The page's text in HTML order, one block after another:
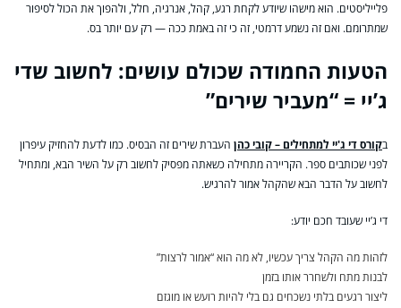
פלייליסטים. הוא מישהו שיודע לקחת רגע, קהל, אנרגיה, חלל, ולהפוך את הכול לסיפור
שמתרומם. ואם זה נשמע דרמטי, זה כי זה באמת ככה — רק עם יותר בס.
הטעות החמודה שכולם עושים: לחשוב שדי
ג’יי = “מעביר שירים”
בקורס די ג'יי למתחילים – קובי כהן העברת שירים זה הבסיס. כמו לדעת להחזיק עיפרון
לפני שכותבים ספר. הקריירה מתחילה כשאתה מפסיק לחשוב רק על השיר הבא, ומתחיל
לחשוב על הדבר הבא שהקהל אמור להרגיש.
די ג’יי שעובד חכם יודע:
לזהות מה הקהל צריך עכשיו, לא מה הוא “אמור לרצות”
לבנות מתח ולשחרר אותו בזמן
ליצור רגעים בלתי נשכחים גם בלי להיות רועש או מוגזם